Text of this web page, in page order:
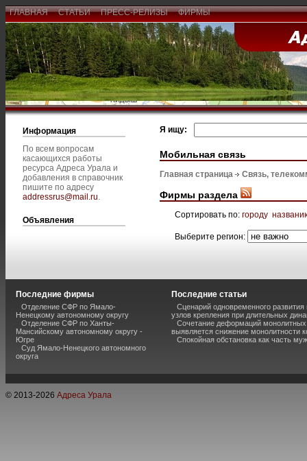
ГЛАВНАЯ СТАТЬИ ПРЕСС-РЕЛИЗЫ ФИРМЫ
Информация
По всем вопросам
касающихся работы
ресурса Адреса Урала и
добавления в справочник
пишите по адресу
addressrus@mail.ru.
Объявления
Я ищу:
Мобильная связь
Главная страница Связь,
Фирмы раздела
Сортировать по: городу
Выберите регион:
Последние фирмы
Отделение СФР по Ямало-
Ненецкому автономному округу
Отделение СФР по Ханты-
Мансийскому автономному округу -
Югре
Суд Ямало-Ненецкого автономного
округа
Последние статьи
Сценарий одновременного
узлов крепления при длительных
Сочетание деформаций монолитных
выявляется снижение монолитности
Спокойная обстановка как часть
© 2013-2026 Адреса Урала